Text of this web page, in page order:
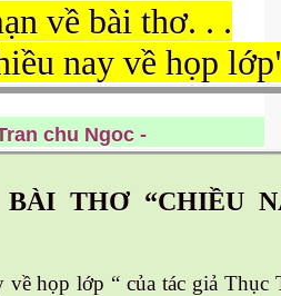
về bài thơ. . .
về họp
chu Ngoc -
THƠ “CHIỀU
họp lớp “ của tác giả Thục